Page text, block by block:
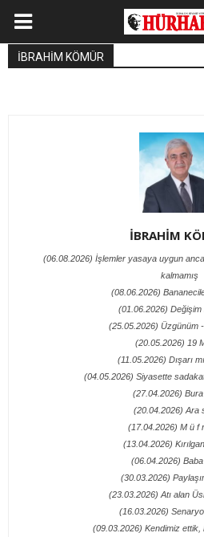
İBRAHİM KÖMÜR
İBRAHİM
(06.08.2026) İşlemler yasaya uygun
kalmamış
(08.06.2026)
(01.06.2026) Değişim
(25.05.2026) Üzgünüm
(20.05.2026) 19
(11.05.2026) Dışarı
(04.05.2026) Siyasette sadakat
(27.04.2026)
(20.04.2026) Ara
(17.04.2026) M ü f
(13.04.2026)
(06.04.2026) Baba
(30.03.2026)
(23.03.2026) Atı alan
(16.03.2026) Senaryo
(09.03.2026) Kendimiz ettik,